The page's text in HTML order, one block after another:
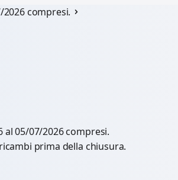
compresi.
05/07/2026 compresi.
prima della chiusura.